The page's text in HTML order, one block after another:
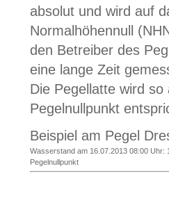
absolut und wird auf
Normalhöhennull
den Betreiber des
eine lange Zeit
Die Pegellatte wird
Pegelnullpunkt
Beispiel am Pegel
Wasserstand am 16.07.2013 08:00 Uhr:
Pegelnullpunkt